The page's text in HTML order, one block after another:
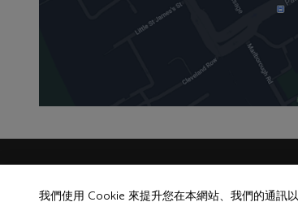
我們使用 Cookie 來提升您在本網站、我們的通訊